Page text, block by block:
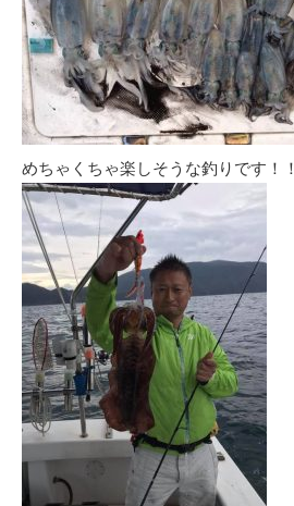
めちゃくちゃ楽しそうな釣りです！！